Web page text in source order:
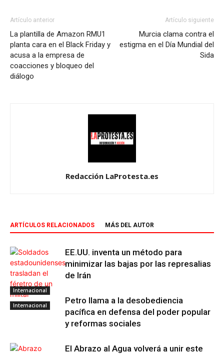
Artículo anterior
La plantilla de Amazon RMU1
planta cara en el Black Friday y
acusa a la empresa de
coacciones y bloqueo del
diálogo
Artículo siguiente
Murcia clama contra el
estigma en el Día Mundial del
Sida
Redacción LaProtesta.es
ARTÍCULOS RELACIONADOS MÁS DEL AUTOR
Internacional
EE.UU. inventa un método para
minimizar las bajas por las represalias
de Irán
Internacional
Petro llama a la desobediencia
pacífica en defensa del poder popular
y reformas sociales
El Abrazo al Agua volverá a unir este